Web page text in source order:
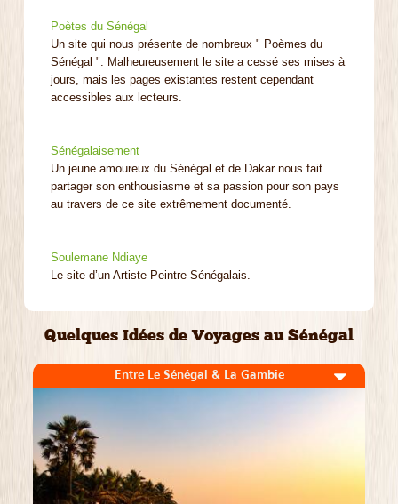
Poètes du Sénégal
Un site qui nous présente de nombreux " Poèmes du
Sénégal ". Malheureusement le site a cessé ses mises à
jours, mais les pages existantes restent cependant
accessibles aux lecteurs.
Sénégalaisement
Un jeune amoureux du Sénégal et de Dakar nous fait
partager son enthousiasme et sa passion pour son pays
au travers de ce site extrêmement documenté.
Soulemane Ndiaye
Le site d’un Artiste Peintre Sénégalais.
Quelques Idées de Voyages au Sénégal
Entre Le Sénégal & La Gambie